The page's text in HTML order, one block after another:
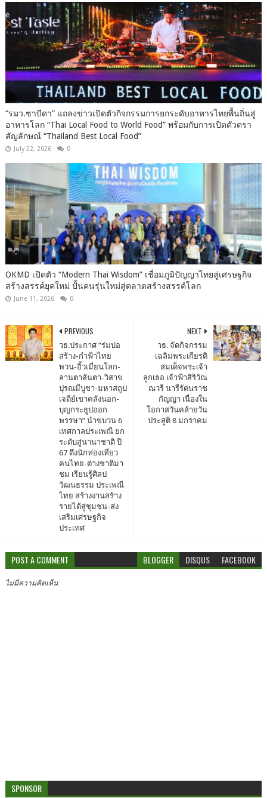
“รมว.ซาบีดา” แถลงข่าวเปิดตัวกิจกรรมการยกระดับอาหารไทยพื้นถิ่นสู่
อาหารโลก “Thai Local Food to World Food” พร้อมกับการเปิดตัวตรา
สัญลักษณ์ “Thailand Best Local Food”
July 22, 2026 0
OKMD เปิดตัว “Modern Thai Wisdom” เชื่อมภูมิปัญญาไทยสู่เศรษฐกิจ
สร้างสรรค์ยุคใหม่ ปั้นคนรุ่นใหม่สู่ตลาดสร้างสรรค์โลก
June 11, 2026 0
NEXT
วธ. จัดกิจกรรม
เฉลิมพระเกียรติ
สมเด็จพระเจ้า
ลูกเธอ เจ้าฟ้าสิริวัณ
ณวรี นารีรัตนราช
กัญญา เนื่องใน
โอกาสวันคล้ายวัน
ประสูติ 8 มกราคม
PREVIOUS
วธ.ประกาศ “ร่มบ่อ
สร้าง-กำฟ้าไทย
พวน-อิ้วเมี่ยนโลก-
ลานตาลันตา-วิสาข
ปุรณมีบูชา-มหาสถูป
เจดีย์เขาคลังนอก-
บุญกระธูปออก
พรรษา” นำขบวน 6
เทศกาลประเพณี ยก
ระดับสู่นานาชาติ ปี
67 ดึงนักท่องเที่ยว
คนไทย-ต่างชาติมา
ชม เรียนรู้ศิลป
วัฒนธรรม ประเพณี
ไทย สร้างงานสร้าง
รายได้สู่ชุมชน-ส่ง
เสริมเศรษฐกิจ
ประเทศ
POST A COMMENT BLOGGER DISQUS FACEBOOK
ไม่มีความคิดเห็น
SPONSOR